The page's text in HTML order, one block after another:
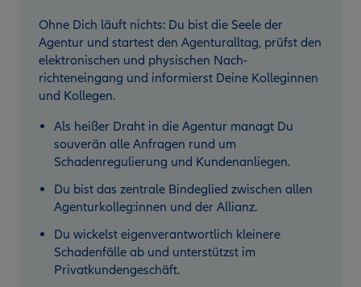
Ohne Dich läuft nichts: Du bist die Seele der
Agentur und startest den Agenturalltag, prüfst den
elektronischen und physischen Nach­
richteneingang und informierst Deine Kolleginnen
und Kollegen.
Als heißer Draht in die Agentur managt Du
souverän alle Anfragen rund um
Schadenregulierung und Kundenanliegen.
Du bist das zentrale Bindeglied zwischen allen
Agenturkolleg:innen und der Allianz.
Du wickelst eigenverantwortlich kleinere
Schadenfälle ab und unterstützst im
Privatkundengeschäft.